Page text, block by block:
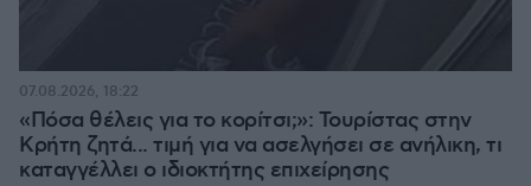
«Πόσα θέλεις για το κορίτσι;»: Τουρίστας στην
Κρήτη ζητά... τιμή για να ασελγήσει σε ανήλικη, τι
καταγγέλλει ο ιδιοκτήτης επιχείρησης
07.08.2026, 18:22